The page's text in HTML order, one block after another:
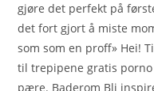
gjøre det perfekt på
det fort gjort å miste
som som en proff» Hei!
til trepipene gratis
pære. Baderom Bli